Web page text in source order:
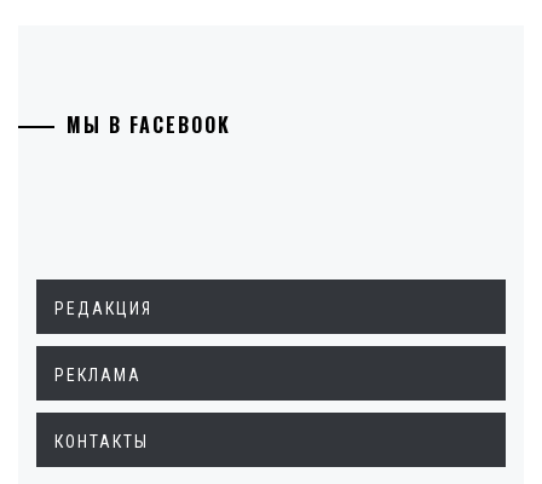
МЫ В FACEBOOK
РЕДАКЦИЯ
РЕКЛАМА
КОНТАКТЫ